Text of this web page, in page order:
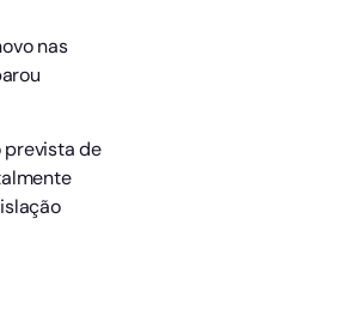
nas
prevista de